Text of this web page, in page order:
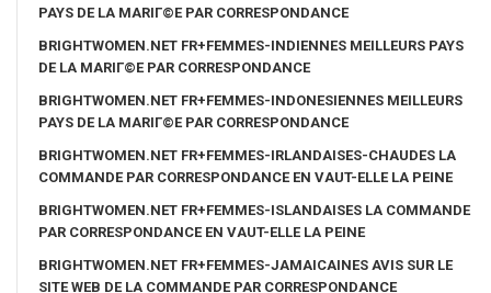
PAYS DE LA MARIГ©E PAR CORRESPONDANCE
BRIGHTWOMEN.NET FR+FEMMES-INDIENNES MEILLEURS PAYS
DE LA MARIГ©E PAR CORRESPONDANCE
BRIGHTWOMEN.NET FR+FEMMES-INDONESIENNES MEILLEURS
PAYS DE LA MARIГ©E PAR CORRESPONDANCE
BRIGHTWOMEN.NET FR+FEMMES-IRLANDAISES-CHAUDES LA
COMMANDE PAR CORRESPONDANCE EN VAUT-ELLE LA PEINE
BRIGHTWOMEN.NET FR+FEMMES-ISLANDAISES LA COMMANDE
PAR CORRESPONDANCE EN VAUT-ELLE LA PEINE
BRIGHTWOMEN.NET FR+FEMMES-JAMAICAINES AVIS SUR LE
SITE WEB DE LA COMMANDE PAR CORRESPONDANCE